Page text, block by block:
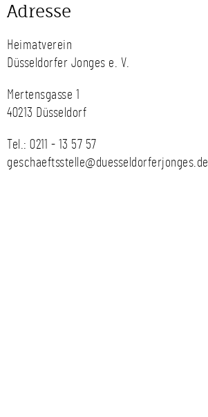
Adresse
Heimatverein
Düsseldorfer Jonges e. V.
Mertensgasse 1
40213 Düsseldorf
Tel.: 0211 - 13 57 57
geschaeftsstelle@duesseldorferjonges.de